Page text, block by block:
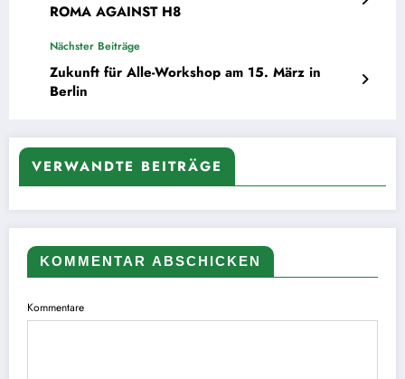
ROMA AGAINST H8
Nächster Beiträge
Zukunft für Alle-Workshop am 15. März in
Berlin
VERWANDTE BEITRÄGE
KOMMENTAR ABSCHICKEN
Kommentare